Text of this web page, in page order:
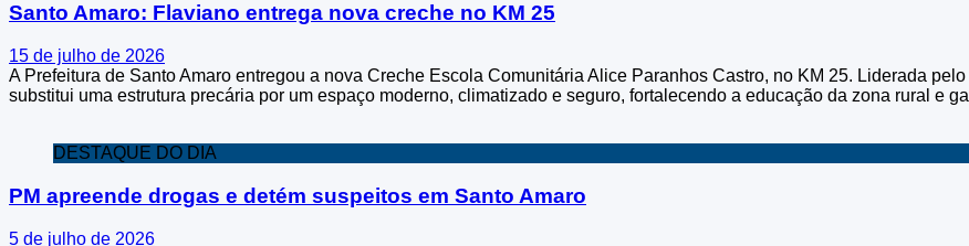
Santo Amaro: Flaviano entrega nova creche no KM 25
15 de julho de 2026
A Prefeitura de Santo Amaro entregou a nova Creche Escola Comunitária Alice Paranhos Castro, no KM 25. Liderada
substitui uma estrutura precária por um espaço moderno, climatizado e seguro, fortalecendo a educação da zona rural e
DESTAQUE DO DIA
PM apreende drogas e detém suspeitos em Santo Amaro
5 de julho de 2026